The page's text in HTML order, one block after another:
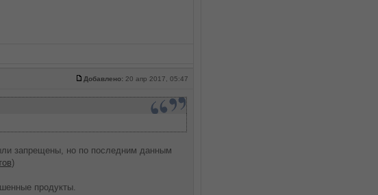
Добавлено: 20 апр 2017, 05:47
запрещены, но по последним данным
)
продукты.